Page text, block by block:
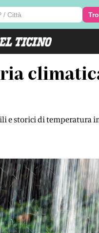
storici di temperatura